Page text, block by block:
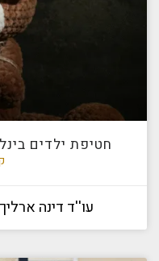
חטיפת ילדים
עו''ד דינה